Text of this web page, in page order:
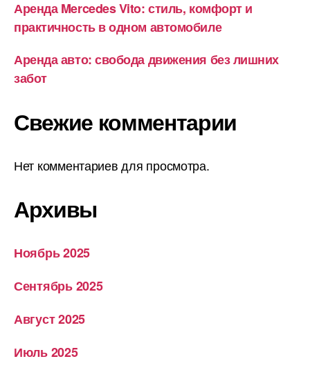
Аренда Mercedes Vito: стиль, комфорт и
практичность в одном автомобиле
Аренда авто: свобода движения без лишних
забот
Свежие комментарии
Нет комментариев для просмотра.
Архивы
Ноябрь 2025
Сентябрь 2025
Август 2025
Июль 2025